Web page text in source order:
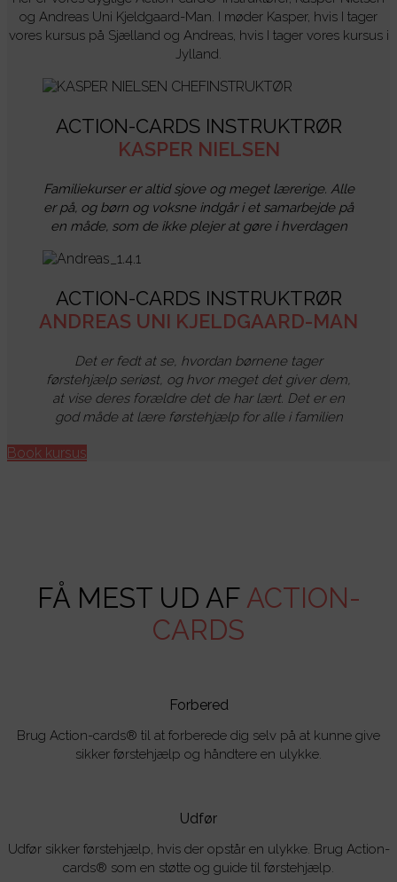
og Andreas Uni Kjeldgaard-Man. I møder Kasper, hvis I tager
vores kursus på Sjælland og Andreas, hvis I tager vores kursus i
Jylland.
ACTION-CARDS INSTRUKTRØR
KASPER NIELSEN
Familiekurser er altid sjove og meget lærerige. Alle
er på, og børn og voksne indgår i et samarbejde på
en måde, som de ikke plejer at gøre i hverdagen
ACTION-CARDS INSTRUKTRØR
ANDREAS UNI KJELDGAARD-MAN
Det er fedt at se, hvordan børnene tager
førstehjælp seriøst, og hvor meget det giver dem,
at vise deres forældre det de har lært. Det er en
god måde at lære førstehjælp for alle i familien
Book kursus
FÅ MEST UD AF ACTION-
CARDS
Forbered
Brug Action-cards® til at forberede dig selv på at kunne give
sikker førstehjælp og håndtere en ulykke.
Udfør
Udfør sikker førstehjælp, hvis der opstår en ulykke. Brug Action-
cards® som en støtte og guide til førstehjælp.